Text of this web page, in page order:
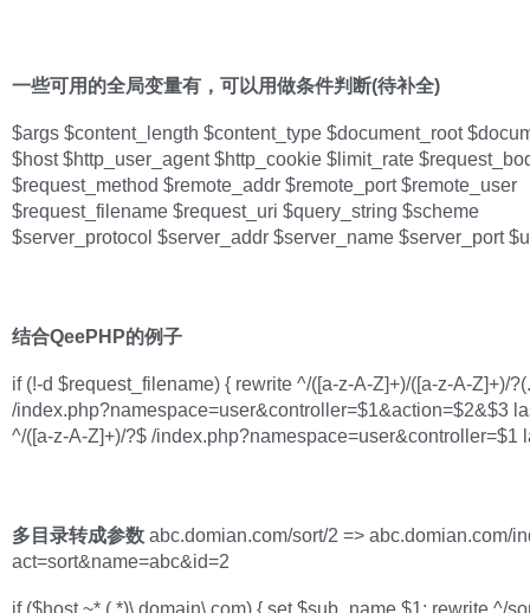
一些可用的全局变量有，可以用做条件判断(待补全)
$args $content_length $content_type $document_root
$host $http_user_agent $http_cookie $limit_rate
$request_method $remote_addr $remote_port $remote_user
$request_filename $request_uri $query_string $scheme
$server_protocol $server_addr $server_name $server_port
结合QeePHP的例子
if (!-d $request_filename) { rewrite ^/([a-z-A-Z]+)/([a-z-A-Z]+)/
/index.php?namespace=user&controller=$1&action=$2&$3
^/([a-z-A-Z]+)/?$ /index.php?namespace=user&controller=$1
多目录转成参数 abc.domian.com/sort/2 => abc.domian.com/
act=sort&name=abc&id=2
if ($host ~* (.*)\.domain\.com) { set $sub_name $1; rewrite ^/